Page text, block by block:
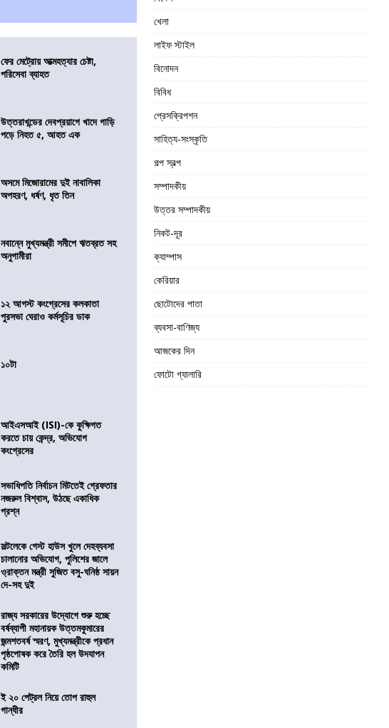
ফের মেট্রোয় আত্মহত্যার চেষ্টা,
পরিসেবা ব্যাহত
উত্তরাখন্ডের দেবপ্রয়াগে খাদে গাড়ি
পড়ে নিহত ৫, আহত এক
অসমে মিজোরামের দুই নাবালিকা
অপহরণ, ধর্ষণ, ধৃত তিন
নবান্নে মুখ্যমন্ত্রী সমীপে ঋতব্রত সহ
অনুগামীরা
১২ আগস্ট কংগ্রেসের কলকাতা
পুরসভা ঘেরাও কর্মসূচির ডাক
১০টা
আইএসআই (ISI)-কে কুক্ষিগত
করতে চায় কেন্দ্র, অভিযোগ
কংগ্রেসের
সভাধিপতি নির্বাচন মিটতেই গ্রেফতার
নজরুল বিশ্বাস, উঠছে একাধিক
প্রশ্ন
সল্টলেকে গেস্ট হাউস খুলে দেহব্যবসা
চালানোর অভিযোগ, পুলিশের জালে
ও্রাক্তন মন্ত্রী সুজিত বসু-ঘনিষ্ঠ সায়ন
দে-সহ দুই
রাজ্য সরকারের উদ্যোগে শুরু হচ্ছে
বর্ষব্যাপী মহানায়ক উত্তমকুমারের
জন্মশতবর্ষ স্মরণ, মুখ্যমন্ত্রীকে প্রধান
পৃষ্ঠপোষক করে তৈরি হল উদযাপন
কমিটি
ই ২০ পেট্রল নিয়ে তোপ রাহুল
গান্ধীর
খেলা
লাইফ স্টাইল
বিনোদন
বিবিধ
প্রেসক্রিপশন
সাহিত্য-সংস্কৃতি
গল্প স্বল্প
সম্পাদকীয়
উত্তর সম্পাদকীয়
নিকট-দূর
ক্যাম্পাস
কেরিয়ার
ছোটোদের পাতা
ব্যবসা-বাণিজ্য
আজকের দিন
ফোটো গ্যালারি